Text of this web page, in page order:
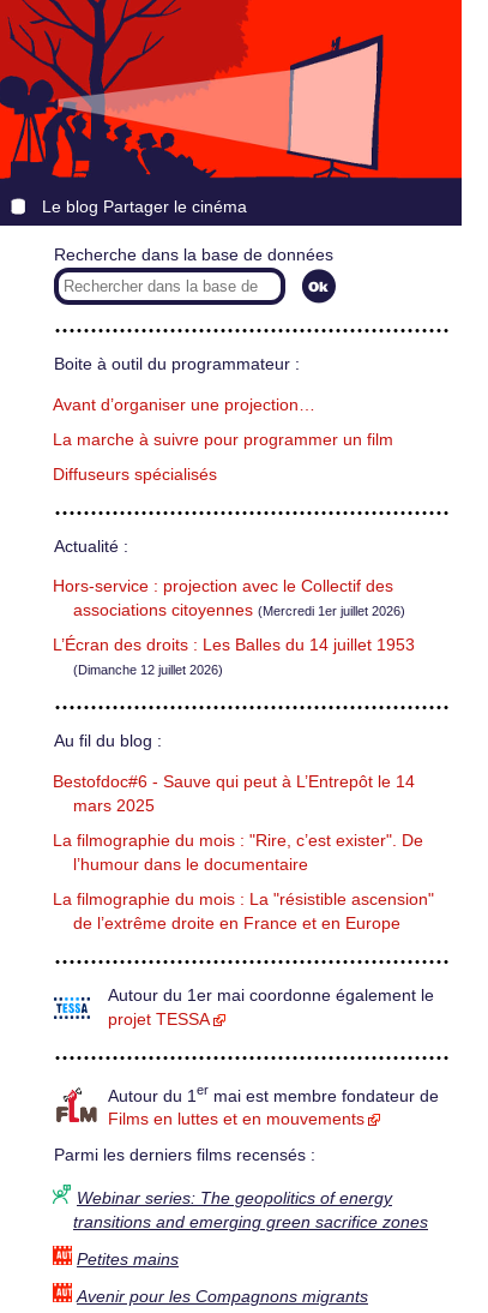
Le blog Partager le cinéma
Recherche dans la base de données
Boite à outil du programmateur :
Avant d’organiser une projection…
La marche à suivre pour programmer un film
Diffuseurs spécialisés
Actualité :
Hors-service : projection avec le Collectif des
associations citoyennes (Mercredi 1er juillet 2026)
L’Écran des droits : Les Balles du 14 juillet 1953
(Dimanche 12 juillet 2026)
Au fil du blog :
Bestofdoc#6 - Sauve qui peut à L’Entrepôt le 14
mars 2025
La filmographie du mois : "Rire, c’est exister". De
l’humour dans le documentaire
La filmographie du mois : La "résistible ascension"
de l’extrême droite en France et en Europe
Autour du 1er mai coordonne également le
projet TESSA
Autour du 1 er mai est membre fondateur de
Films en luttes et en mouvements
Parmi les derniers films recensés :
Webinar series: The geopolitics of energy
transitions and emerging green sacrifice zones
Petites mains
Avenir pour les Compagnons migrants